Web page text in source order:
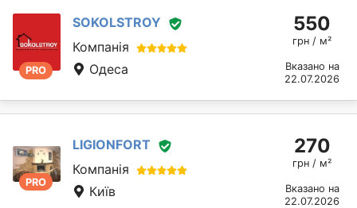
PRO
SOKOLSTROY
Компанія
Одеса
550
грн / м²
Вказано на
22.07.2026
PRO
LIGIONFORT
Компанія
Київ
270
грн / м²
Вказано на
22.07.2026